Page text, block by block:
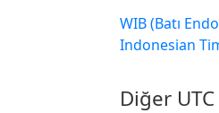
WIB (Batı Endonezya Saati (Western
Indonesian
Diğer